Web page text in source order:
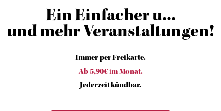
Ein Einfacher u...
und mehr Veranstaltungen!
Immer per Freikarte.
Ab 5,90€ im Monat.
Jederzeit kündbar.